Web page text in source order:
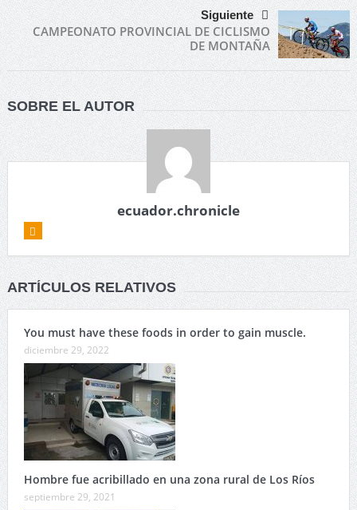
Siguiente
CAMPEONATO PROVINCIAL DE CICLISMO
DE MONTAÑA
SOBRE EL AUTOR
ecuador.chronicle
ARTÍCULOS RELATIVOS
You must have these foods in order to gain muscle.
diciembre 29, 2022
Hombre fue acribillado en una zona rural de Los Ríos
septiembre 29, 2021